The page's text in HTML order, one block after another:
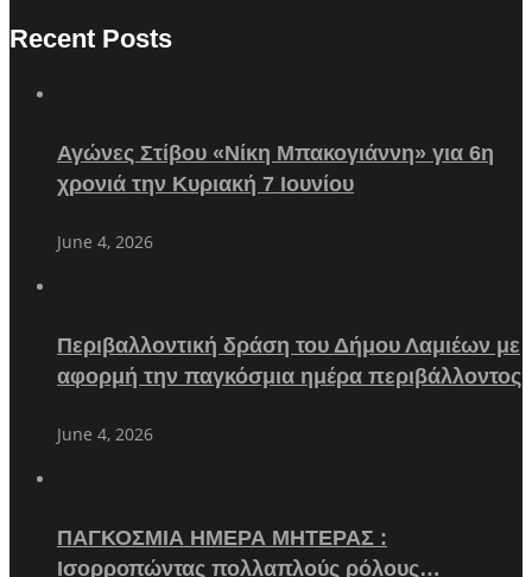
Recent Posts
Αγώνες Στίβου «Νίκη Μπακογιάννη» για 6η
χρονιά την Κυριακή 7 Ιουνίου
June 4, 2026
Περιβαλλοντική δράση του Δήμου Λαμιέων με
αφορμή την παγκόσμια ημέρα περιβάλλοντος
June 4, 2026
ΠΑΓΚΟΣΜΙΑ ΗΜΕΡΑ ΜΗΤΕΡΑΣ :
Ισορροπώντας πολλαπλούς ρόλους…